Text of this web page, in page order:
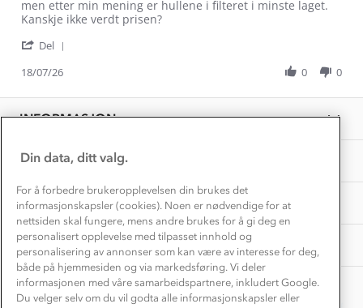
by
Bjørn-
S.
18
2026
stating
Grei
på
av
ute
men etter min mening er hullene i filteret i minste laget.
Kanskje ikke verdt prisen?
Del
Bjørn-
Erik
18
Jul
18/07/26 0 0
INFORMASJON
Kundeklubb
Våre butikker
Bedrift, barnehage og SFO
Presse
OM OSS
Inkludering
Materialer
Personvern
Samarbeide med oss?
TIPS OG RÅD
Hvordan velge riktig turtøy?
Store størrelser
Turmat oppskrifter
Beredskap
AKTIVITETER
Få turinspirasjon og tips her⛰
Overnatte utendørs⛺
Leirskole 🥾
Barnehageansatt
Tips til hyttetur
Din data, ditt valg.
For å forbedre brukeropplevelsen din brukes det
informasjonskapsler (cookies). Noen er nødvendige for at
nettsiden skal fungere, mens andre brukes for å gi deg en
personalisert opplevelse med tilpasset innhold og
personalisering av annonser som kan være av interesse for deg,
både på hjemmesiden og via markedsføring. Vi deler
informasjonen med våre samarbeidspartnere, inkludert Google.
Du velger selv om du vil godta alle informasjonskapsler eller